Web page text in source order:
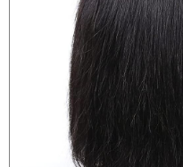
20 inch | Luxe & Natuurlijk Volume